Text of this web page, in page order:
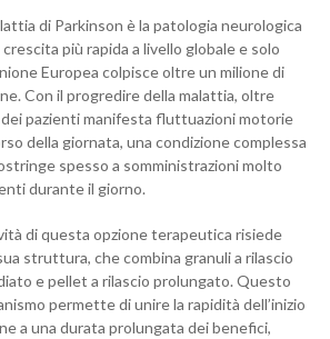
di Parkinson è la patologia neurologica
crescita più rapida a livello globale e solo
Europea colpisce oltre un milione di
Con il progredire della malattia, oltre
dei pazienti manifesta fluttuazioni motorie
della giornata, una condizione complessa
spesso a somministrazioni molto
durante il giorno.
di questa opzione terapeutica risiede
struttura, che combina granuli a rilascio
e pellet a rilascio prolungato. Questo
permette di unire la rapidità dell’inizio
a una durata prolungata dei benefici,